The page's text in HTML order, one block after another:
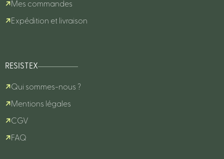
Mes commandes
Expédition et livraison
RESISTEX
Qui sommes-nous ?
Mentions légales
CGV
FAQ